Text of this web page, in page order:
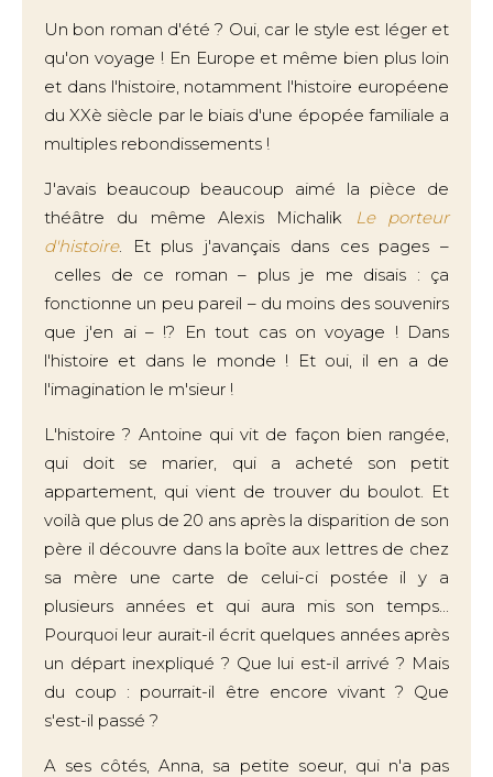
Un bon roman d'été ? Oui, car le style est léger et
qu'on voyage ! En Europe et même bien plus loin
et dans l'histoire, notamment l'histoire européene
du XXè siècle par le biais d'une épopée familiale a
multiples rebondissements !
J'avais beaucoup beaucoup aimé la pièce de
théâtre du même Alexis Michalik
Le porteur
d'histoire. Et plus j'avançais dans ces pages –
celles de ce roman – plus je me disais : ça
fonctionne un peu pareil – du moins des souvenirs
que j'en ai – !? En tout cas on voyage ! Dans
l'histoire et dans le monde ! Et oui, il en a de
l'imagination le m'sieur !
L'histoire ? Antoine qui vit de façon bien rangée,
qui doit se marier, qui a acheté son petit
appartement, qui vient de trouver du boulot. Et
voilà que plus de 20 ans après la disparition de son
père il découvre dans la boîte aux lettres de chez
sa mère une carte de celui-ci postée il y a
plusieurs années et qui aura mis son temps...
Pourquoi leur aurait-il écrit quelques années après
un départ inexpliqué ? Que lui est-il arrivé ? Mais
du coup : pourrait-il être encore vivant ? Que
s'est-il passé ?
A ses côtés, Anna, sa petite soeur, qui n'a pas